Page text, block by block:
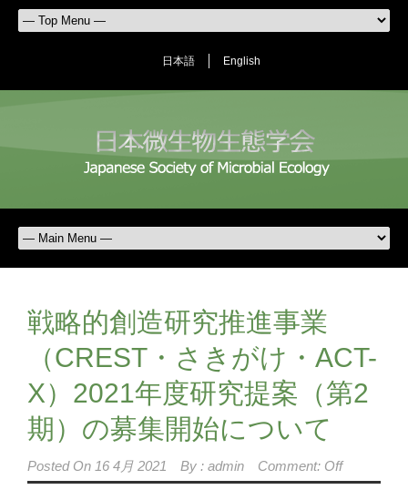
日本語 English
戦略的創造研究推進事業
（CREST・さきがけ・ACT-
X）2021年度研究提案（第2
期）の募集開始について
Posted On 16 4月 2021 By : admin Comment: Off